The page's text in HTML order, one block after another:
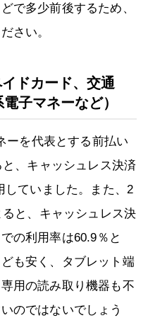
で多少前後するため、
さい。
ドカード、交通
子マネーなど）
ーを代表とする前払い
、キャッシュレス決済
していました。また、2
と、キャッシュレス決
の利用率は60.9％と
も安く、タブレット端
用の読み取り機器も不
のではないでしょう